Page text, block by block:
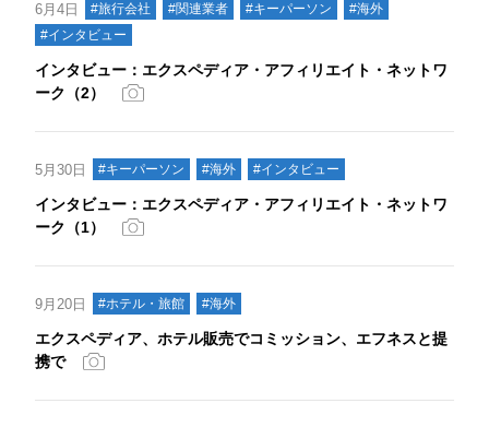
6月4日 #旅行会社 #関連業者 #キーパーソン
#海外
#インタビュー
インタビュー：エクスペディア・アフィリエイト・ネットワ
ーク（2）
5月30日 #キーパーソン #海外 #インタビュー
インタビュー：エクスペディア・アフィリエイト・ネットワ
ーク（1）
9月20日 #ホテル・旅館 #海外
エクスペディア、ホテル販売でコミッション、エフネスと提
携で